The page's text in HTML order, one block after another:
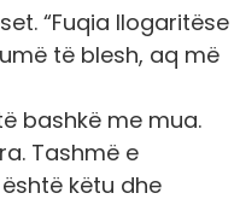
“Fuqia llogaritëse
të blesh, aq më
bashkë me mua.
Tashmë e
këtu dhe